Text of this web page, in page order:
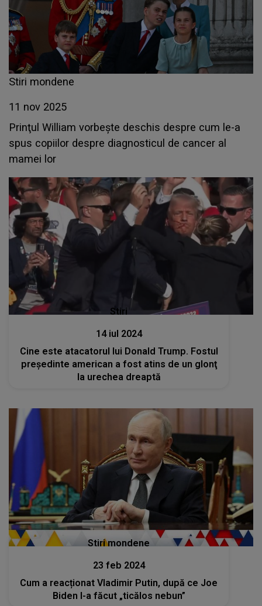
Stiri mondene
11 nov 2025
Prinţul William vorbeşte deschis despre cum le-a
spus copiilor despre diagnosticul de cancer al
mamei lor
Stiri
14 iul 2024
Cine este atacatorul lui Donald Trump. Fostul
președinte american a fost atins de un glonţ
la urechea dreaptă
Stiri mondene
23 feb 2024
Cum a reacționat Vladimir Putin, după ce Joe
Biden l-a făcut „ticălos nebun”